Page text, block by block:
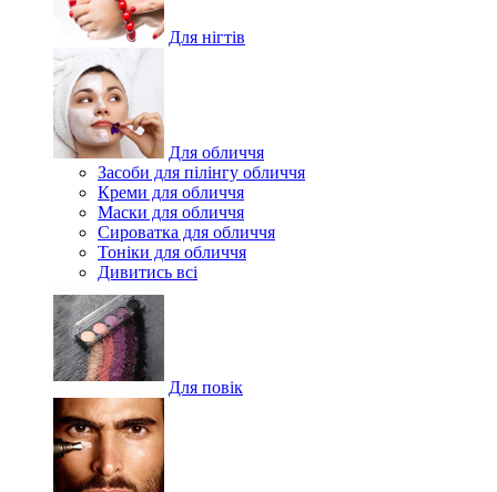
Для нігтів
Для обличчя
Засоби для пілінгу обличчя
Креми для обличчя
Маски для обличчя
Сироватка для обличчя
Тоніки для обличчя
Дивитись всі
Для повік